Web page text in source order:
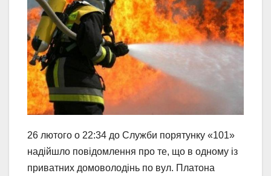
26 лютого о 22:34 до Служби порятунку «101»
надійшло повідомлення про те, що в одному із
приватних домоволодінь по вул. Платона